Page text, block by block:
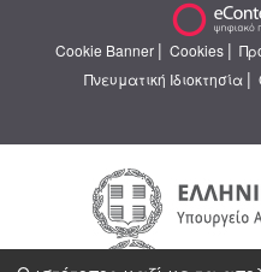
Cookie Banner | Cookies |
Πνευματική Ιδιοκτησία |